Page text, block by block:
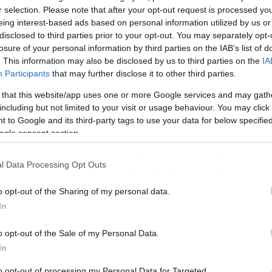
selection. Please note that after your opt-out request is processed
interest-based ads based on personal information utilized by us
to third parties prior to your opt-out. You may separately
of your personal information by third parties on the IAB’s list of
This information may also be disclosed by us to third parties on the
Participants that may further disclose it to other third parties.
that this website/app uses one or more Google services and may
but not limited to your visit or usage behaviour. You may
to Google and its third-party tags to use your data for below
consent section.
Data Processing Opt Outs
opt-out of the Sharing of my personal data.
opt-out of the Sale of my Personal Data.
09/2016
θαλάσσιος παράδεισος στην
για λίγους και τολμηρούς
Χανίων, μπορείς -πραγματικά- να ισχυριστείς ότι
που όμως, η όποια ταλαιπωρία, σε αποζημιώνει με
απίστευτα μοναδική εμπειρία. Ενα μόνο μικρό δείγμα στο